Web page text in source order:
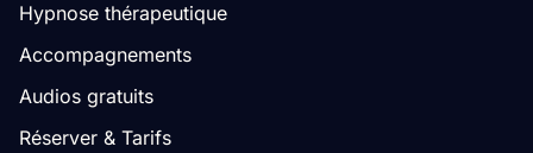
Hypnose thérapeutique
Accompagnements
Audios gratuits
Réserver & Tarifs